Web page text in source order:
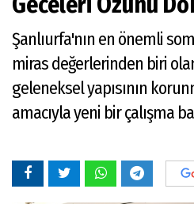
Haberleri
Şanlıurfa'nın en önemli
miras değerlerinden biri
geleneksel yapısının
amacıyla yeni bir çalışma